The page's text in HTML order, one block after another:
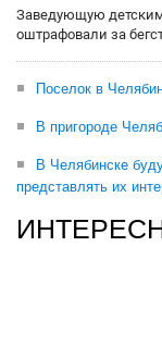
Заведующую
оштрафовали за
Поселок в
В пригороде
В Челябинске
представлять их